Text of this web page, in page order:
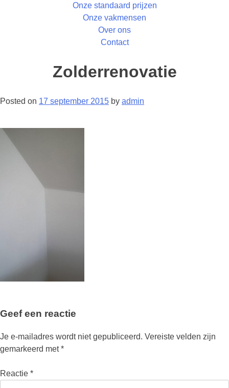
Onze standaard prijzen
Onze vakmensen
Over ons
Contact
Zolderrenovatie
Posted on 17 september 2015 by admin
Geef een reactie
Je e-mailadres wordt niet gepubliceerd. Vereiste velden zijn
gemarkeerd met*
Reactie *